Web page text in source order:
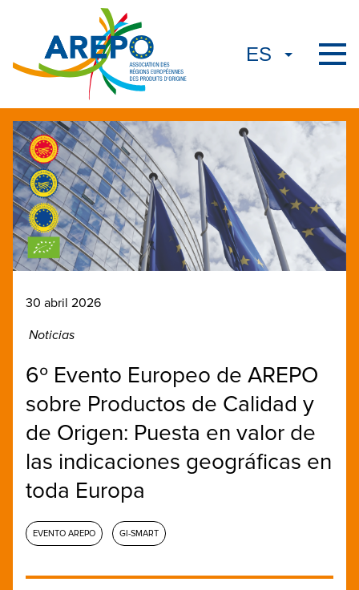
30 abril 2026
Noticias
6º Evento Europeo de AREPO
sobre Productos de Calidad y
de Origen: Puesta en valor de
las indicaciones geográficas en
toda Europa
EVENTO AREPO GI-SMART